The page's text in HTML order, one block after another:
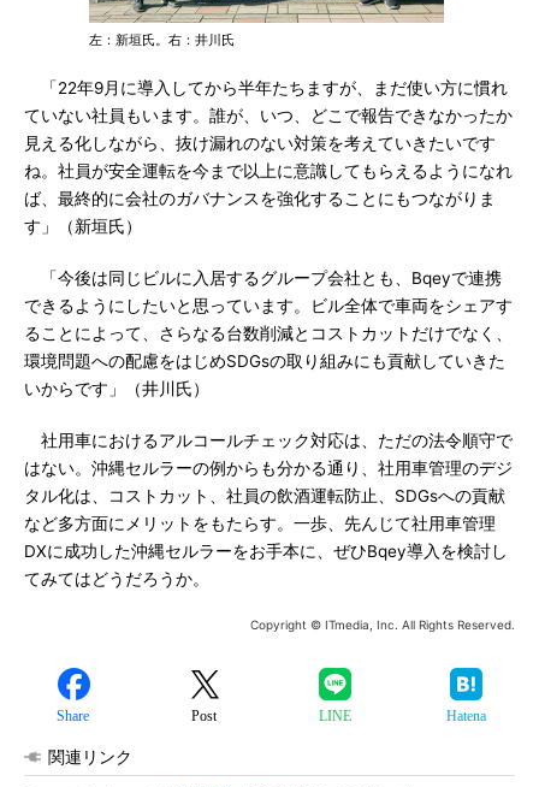
左：新垣氏。右：井川氏
「22年9月に導入してから半年たちますが、まだ使い方に慣れ
ていない社員もいます。誰が、いつ、どこで報告できなかったか
見える化しながら、抜け漏れのない対策を考えていきたいです
ね。社員が安全運転を今まで以上に意識してもらえるようになれ
ば、最終的に会社のガバナンスを強化することにもつながりま
す」（新垣氏）
「今後は同じビルに入居するグループ会社とも、Bqeyで連携
できるようにしたいと思っています。ビル全体で車両をシェアす
ることによって、さらなる台数削減とコストカットだけでなく、
環境問題への配慮をはじめSDGsの取り組みにも貢献していきた
いからです」（井川氏）
社用車におけるアルコールチェック対応は、ただの法令順守で
はない。沖縄セルラーの例からも分かる通り、社用車管理のデジ
タル化は、コストカット、社員の飲酒運転防止、SDGsへの貢献
など多方面にメリットをもたらす。一歩、先んじて社用車管理
DXに成功した沖縄セルラーをお手本に、ぜひBqey導入を検討し
てみてはどうだろうか。
Copyright © ITmedia, Inc. All Rights Reserved.
Share Post LINE Hatena
関連リンク